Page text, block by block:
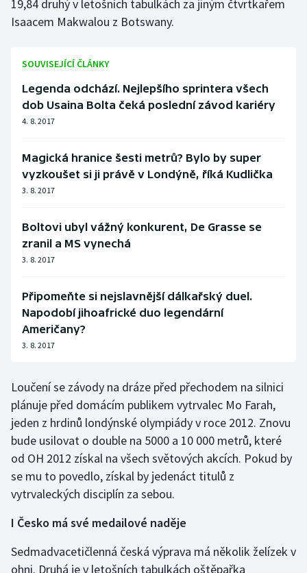
19,84 druhý v letošních tabulkách za jiným čtvrtkařem
Isaacem Makwalou z Botswany.
SOUVISEJÍCÍ ČLÁNKY
Legenda odchází. Nejlepšího sprintera všech
dob Usaina Bolta čeká poslední závod kariéry
4. 8. 2017
Magická hranice šesti metrů? Bylo by super
vyzkoušet si ji právě v Londýně, říká Kudlička
3. 8. 2017
Boltovi ubyl vážný konkurent, De Grasse se
zranil a MS vynechá
3. 8. 2017
Připomeňte si nejslavnější dálkařský duel.
Napodobí jihoafrické duo legendární
Američany?
3. 8. 2017
Loučení se závody na dráze před přechodem na silnici
plánuje před domácím publikem vytrvalec Mo Farah,
jeden z hrdinů londýnské olympiády v roce 2012. Znovu
bude usilovat o double na 5000 a 10 000 metrů, které
od OH 2012 získal na všech světových akcích. Pokud by
se mu to povedlo, získal by jedenáct titulů z
vytrvaleckých disciplín za sebou.
I Česko má své medailové naděje
Sedmadvacetičlenná česká výprava má několik želízek v
ohni. Druhá je v letošních tabulkách oštěpařka